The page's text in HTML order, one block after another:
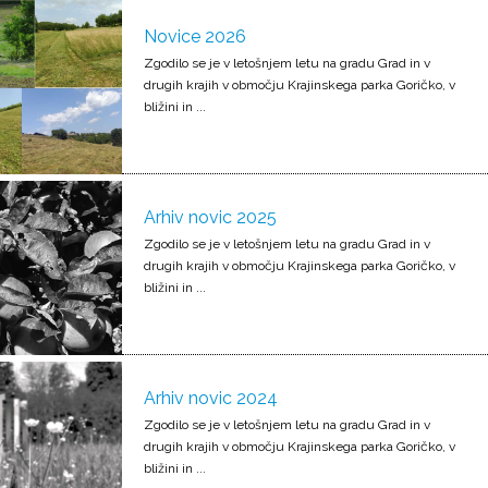
Novice 2026
Zgodilo se je v letošnjem letu na gradu Grad in v
drugih krajih v območju Krajinskega parka Goričko, v
bližini in ...
Arhiv novic 2025
Zgodilo se je v letošnjem letu na gradu Grad in v
drugih krajih v območju Krajinskega parka Goričko, v
bližini in ...
Arhiv novic 2024
Zgodilo se je v letošnjem letu na gradu Grad in v
drugih krajih v območju Krajinskega parka Goričko, v
bližini in ...